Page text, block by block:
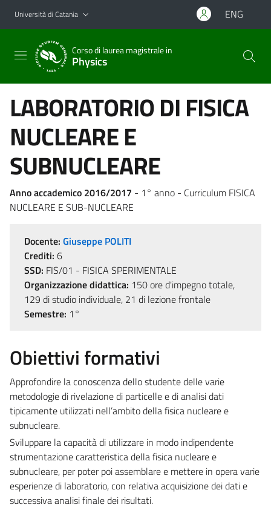
Vai al contenuto principale
Vai al menu di navigazione
Università di Catania ENG
Corso di laurea magistrale in
Physics
LABORATORIO DI FISICA
NUCLEARE E
SUBNUCLEARE
Anno accademico 2016/2017 - 1° anno - Curriculum FISICA
NUCLEARE E SUB-NUCLEARE
Docente: Giuseppe POLITI
Crediti: 6
SSD: FIS/01 - FISICA SPERIMENTALE
Organizzazione didattica: 150 ore d'impegno totale,
129 di studio individuale, 21 di lezione frontale
Semestre: 1°
Obiettivi formativi
Approfondire la conoscenza dello studente delle varie
metodologie di rivelazione di particelle e di analisi dati
tipicamente utilizzati nell’ambito della fisica nucleare e
subnucleare.
Sviluppare la capacità di utilizzare in modo indipendente
strumentazione caratteristica della fisica nucleare e
subnucleare, per poter poi assemblare e mettere in opera varie
esperienze di laboratorio, con relativa acquisizione dei dati e
successiva analisi finale dei risultati.